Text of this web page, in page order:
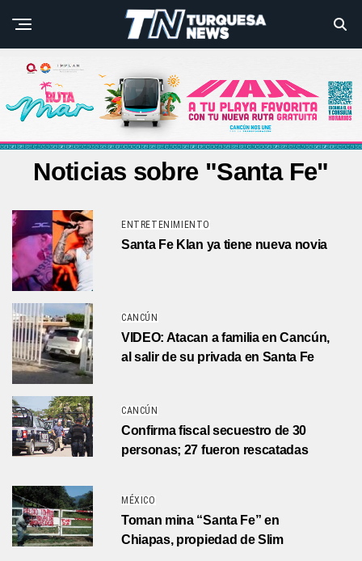
Noticias sobre "Santa Fe"
ENTRETENIMIENTO
Santa Fe Klan ya tiene nueva novia
CANCÚN
VIDEO: Atacan a familia en Cancún,
al salir de su privada en Santa Fe
CANCÚN
Confirma fiscal secuestro de 30
personas; 27 fueron rescatadas
MÉXICO
Toman mina “Santa Fe” en
Chiapas, propiedad de Slim